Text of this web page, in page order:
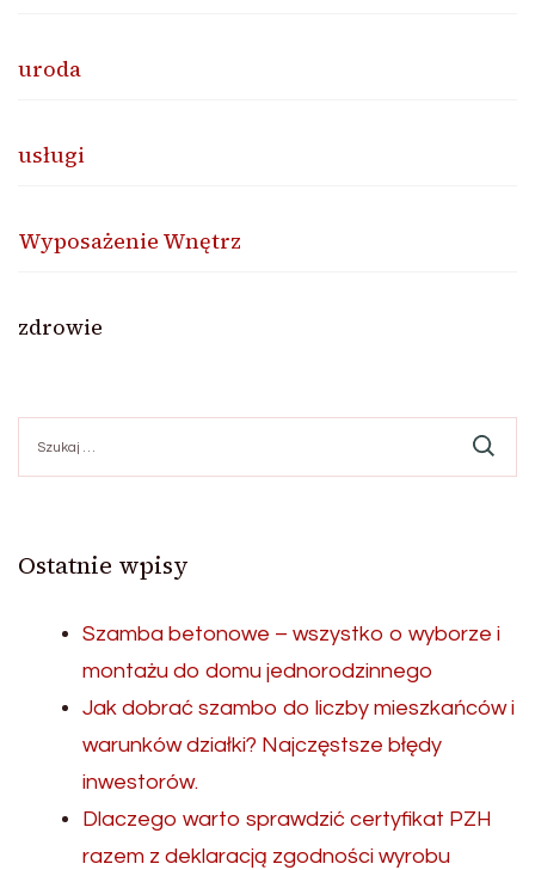
uroda
usługi
Wyposażenie Wnętrz
zdrowie
Ostatnie wpisy
Szamba betonowe – wszystko o wyborze i
montażu do domu jednorodzinnego
Jak dobrać szambo do liczby mieszkańców i
warunków działki? Najczęstsze błędy
inwestorów.
Dlaczego warto sprawdzić certyfikat PZH
razem z deklaracją zgodności wyrobu